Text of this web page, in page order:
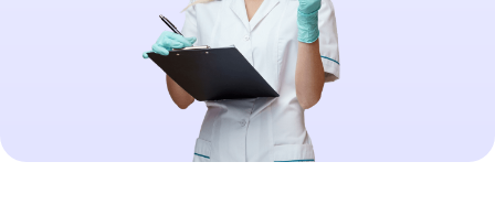
8 800 462-60-20
Записаться на приём